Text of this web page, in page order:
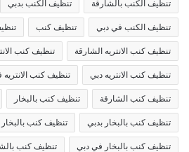
تنظيف الكنب بالشارقة تنظيف الكنب بدبي
تنظيف الكنب في دبي تنظيف كنب
تنظيف كنب الانتريه الشارقة تنظيف كنب
تنظيف كنب الانتريه دبي تنظيف كنب
تنظيف كنب الشارقة تنظيف كنب بالبخار
تنظيف كنب بالبخار بدبي تنظيف كنب
تنظيف كنب بالبخار في دبي تنظيف كنب